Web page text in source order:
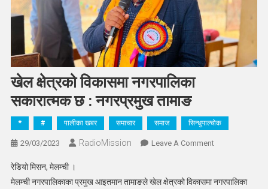
खेल क्षेत्रको विकासमा नगरपालिका
सकारात्मक छ : नगरप्रमुख तामाङ
* # पालीका खबर समाचार समाज सिन्धुपाल्चोक
29/03/2023 RadioMission Leave A CommentOn
विकासमा
रेडियो मिसन, मेलम्ची ।
मेलम्ची नगरपालिकाका प्रमुख आइतमान तामाङले खेल क्षेत्रको विकासमा नगरपालिका